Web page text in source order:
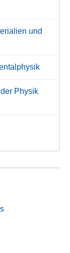
und
Physik